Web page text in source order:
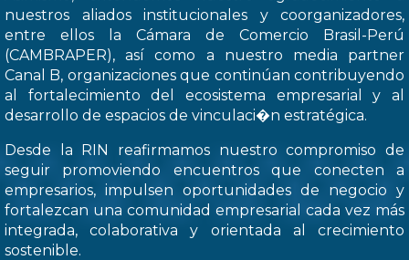
nuestros aliados institucionales y coorganizadores,
entre ellos la Cámara de Comercio Brasil-Perú
(CAMBRAPER), así como a nuestro media partner
Canal B, organizaciones que continúan contribuyendo
al fortalecimiento del ecosistema empresarial y al
desarrollo de espacios de vinculaci�n estratégica.
Desde la RIN reafirmamos nuestro compromiso de
seguir promoviendo encuentros que conecten a
empresarios, impulsen oportunidades de negocio y
fortalezcan una comunidad empresarial cada vez más
integrada, colaborativa y orientada al crecimiento
sostenible.